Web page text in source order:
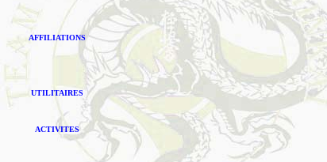
AFFILIATIONS
UTILITAIRES
ACTIVITES